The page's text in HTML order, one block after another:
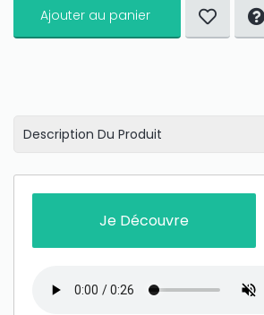
Ajouter au panier
Description Du Produit
Je Découvre